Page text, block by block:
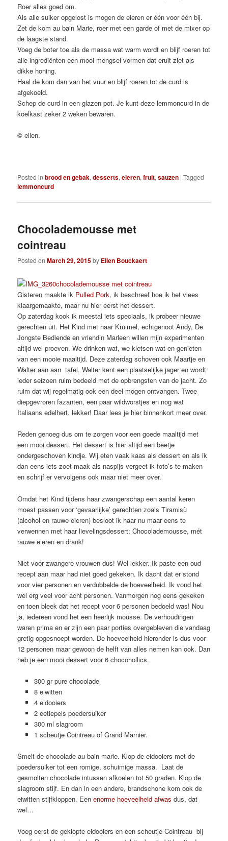
Roer alles goed om.
Als alle suiker opgelost is mogen de eieren er één voor één bij.
Zet de kom au bain Marie, roer met een garde of met de mixer op
de laagste stand.
Voeg de boter toe als de massa wat warm wordt en blijf roeren tot
alle ingrediënten een mooi mengsel vormen dat eruit ziet als
dikke honing.
Haal de kom dan van het vuur en blijf roeren tot de curd is
afgekoeld.
Schep de curd in een glazen pot. Je kunt deze lemmoncurd in de
koelkast zeker 2 weken bewaren.
© ellen.
Posted in brood en gebak,desserts,eieren,fruit,sauzen |Tagged
lemmoncurd
Chocolademousse met
cointreau
Posted onMarch 29, 2015by Ellen Bouckaert
Gisteren maakte ik Pulled Pork, ik beschreef hoe ik het vlees
klaargemaakte, maar nu hier eerst het dessert.
Op zaterdag kook ik meestal iets speciaals, ik probeer nieuwe
gerechten uit. Het Kind met haar Kruimel, echtgenoot Andy, De
Jongste Bediende en vriendin Marleen willen mijn experimenten
altijd wel proeven. We drinken wat, we kletsen wat en genieten
van een mooie maaltijd. Deze zaterdag schoven ook Maartje en
Walter aan aan tafel. Walter kent een plaatselijke jager en wordt
ieder seizoen ruim bedeeld met de opbrengsten van de jacht. Zo
ruim dat wij regelmatig ook een deel mogen ontvangen. Twee
diepgevroren fazanten, een paar wildworstjes en nog wat
Italiaans edelhert, lekker! Daar lees je hier binnenkort meer over.
Reden genoeg dus om te zorgen voor een goede maaltijd met
een mooi dessert. Het dessert is hier altijd een beetje
ondergeschoven kindje. Wij eten vaak kaas als dessert en als ik
dan eens iets zoet maak als naspijs vergeet ik foto’s te maken
en schrijf er vervolgens ook maar niet meer over.
Omdat het Kind tijdens haar zwangerschap een aantal keren
moest passen voor ‘gevaarlijke’ gerechten zoals Tiramisù
(alcohol en rauwe eieren) besloot ik haar nu maar eens te
verwennen met haar lievelingsdessert; Chocolademousse, mét
rauwe eieren en drank!
Niet voor zwangere vrouwen dus! Wel lekker. Ik paste een oud
recept aan maar had niet goed gekeken. Ik dacht dat er stond
voor vier personen en verdubbelde de hoeveelheid. Ik vond het
wel erg veel voor acht personen. Vanmorgen nog eens gekeken
en toen bleek dat het recept voor 6 personen bedoeld was! Nou
ja, iedereen vond het een heerlijk mousse. De verhoudingen
waren prima en er zijn een paar porties overgebleven die vandaag
gretig opgesnoept worden. De hoeveelheid hieronder is dus voor
12 personen maar gewoon de helft van alles nemen kan ook. Dan
heb je een mooi dessert voor 6 chocohollics.
300 gr pure chocolade
8 eiwitten
4 eidooiers
2 eetlepels poedersuiker
300 ml slagroom
1 scheutje Cointreau of Grand Marnier.
Smelt de chocolade au-bain-marie. Klop de eidooiers met de
poedersuiker tot een romige, schuimige massa. Laat de
gesmolten chocolade intussen afkoelen tot 50 graden. Klop de
slagroom stijf. En dan in een andere, brandschone kom ook de
eiwitten stijfkloppen. Eenenorme hoeveelheid afwas dus, dat
wel…
Voeg eerst de geklopte eidooiers en een scheutje Cointreau bij